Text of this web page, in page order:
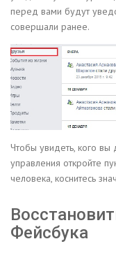
перед вами будут
совершали ранее.
Чтобы увидеть, кого вы
управления откройте
человека, коснитесь
Фейсбука